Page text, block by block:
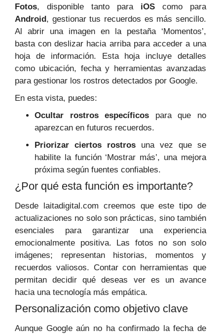
Fotos, disponible tanto para iOS como para
Android , gestionar tus recuerdos es más sencillo.
Al abrir una imagen en la pestaña ‘Momentos’,
basta con deslizar hacia arriba para acceder a una
hoja de información. Esta hoja incluye detalles
como ubicación, fecha y herramientas avanzadas
para gestionar los rostros detectados por Google.
En esta vista, puedes:
Ocultar rostros específicos para que no
aparezcan en futuros recuerdos.
Priorizar ciertos rostros una vez que se
habilite la función ‘Mostrar más’, una mejora
próxima según fuentes confiables.
¿Por qué esta función es importante?
Desde laitadigital.com creemos que este tipo de
actualizaciones no solo son prácticas, sino también
esenciales para garantizar una experiencia
emocionalmente positiva. Las fotos no son solo
imágenes; representan historias, momentos y
recuerdos valiosos. Contar con herramientas que
permitan decidir qué deseas ver es un avance
hacia una tecnología más empática.
Personalización como objetivo clave
Aunque Google aún no ha confirmado la fecha de